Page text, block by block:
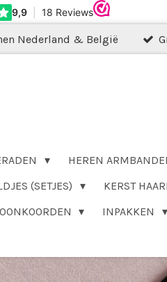
Nederland & België
HEREN
(SETJES)
KERST
INPAKKEN